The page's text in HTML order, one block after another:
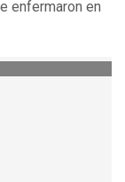
enfermaron en